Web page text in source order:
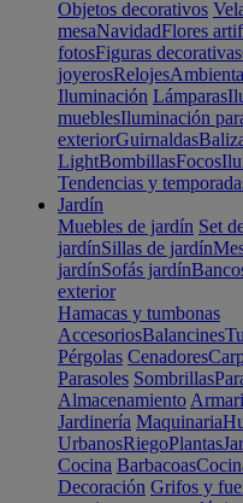
Objetos decorativos
mesaNavidadFlores
fotosFiguras decorativas
joyerosRelojes
Iluminación Lámparas
mueblesIluminación
exteriorGuirnaldas
LightBombillasFocos
Tendencias y
Jardín
Muebles de jardín Set
jardínSillas de jardín
jardínSofás jardín
exterior
Hamacas y tumbonas
AccesoriosBalancines
Pérgolas Cenadores
Parasoles Sombrillas
Almacenamiento
Jardinería Maquinaria
UrbanosRiegoPlantas
Cocina Barbacoas
Decoración Grifos y